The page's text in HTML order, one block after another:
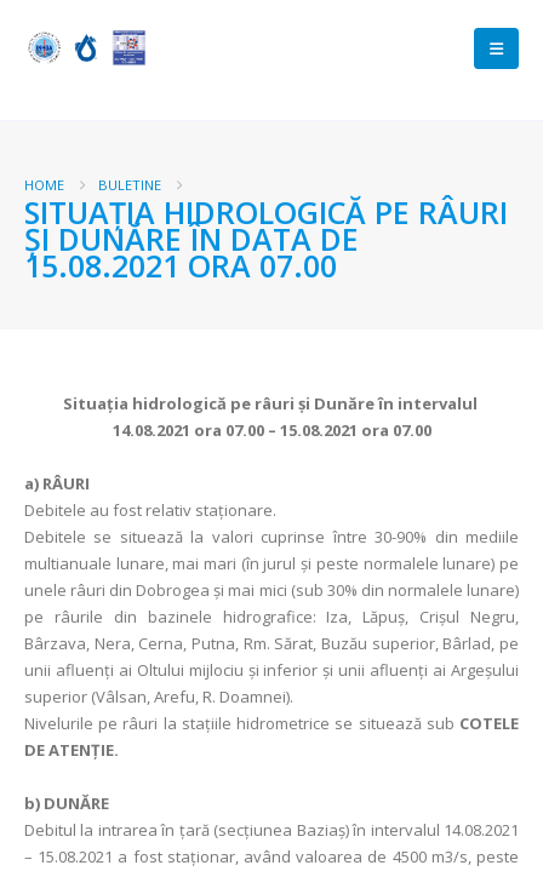
HOME BULETINE
SITUAŢIA HIDROLOGICĂ PE RÂURI
ŞI DUNĂRE ÎN DATA DE
15.08.2021 ORA 07.00
Situaţia hidrologică pe râuri şi Dunăre în intervalul
14.08.2021 ora 07.00 – 15.08.2021 ora 07.00
a) RÂURI
Debitele au fost relativ staționare.
Debitele se situează la valori cuprinse între 30-90% din mediile
multianuale lunare, mai mari (în jurul și peste normalele lunare) pe
unele râuri din Dobrogea şi mai mici (sub 30% din normalele lunare)
pe râurile din bazinele hidrografice: Iza, Lăpuş, Crişul Negru,
Bârzava, Nera, Cerna, Putna, Rm. Sărat, Buzău superior, Bârlad, pe
unii afluenți ai Oltului mijlociu şi inferior şi unii afluenți ai Argeșului
superior (Vâlsan, Arefu, R. Doamnei).
Nivelurile pe râuri la stațiile hidrometrice se situează sub COTELE
DE ATENȚIE.
b) DUNĂRE
Debitul la intrarea în ţară (secţiunea Baziaş) în intervalul 14.08.2021
– 15.08.2021 a fost staționar, având valoarea de 4500 m3/s, peste